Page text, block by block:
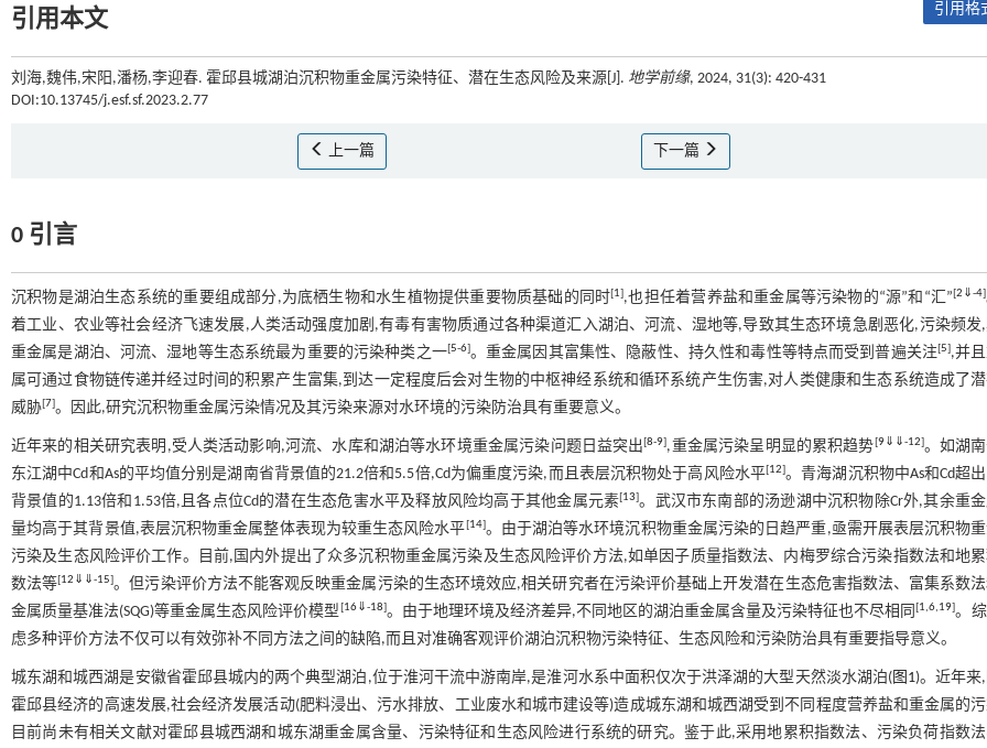
引用本文 引用格
刘海,魏伟,宋阳,潘杨,李迎春. 霍邱县城湖泊沉积物重金属污染特征、潜在生态风险及来源[J]. 地学前缘, 2024, 31(3): 420-431
DOI:10.13745/j.esf.sf.2023.2.77
上一篇 下一篇
0 引言
沉积物是湖泊生态系统的重要组成部分,为底栖生物和水生植物提供重要物质基础的同时[1],也担任着营养盐和重金属等污染物的“源”和“汇”[2 ⇓-4]
着工业、农业等社会经济飞速发展,人类活动强度加剧,有毒有害物质通过各种渠道汇入湖泊、河流、湿地等,导致其生态环境急剧恶化,污染频发
重金属是湖泊、河流、湿地等生态系统最为重要的污染种类之一[5-6]。重金属因其富集性、隐蔽性、持久性和毒性等特点而受到普遍关注[5],并
属可通过食物链传递并经过时间的积累产生富集,到达一定程度后会对生物的中枢神经系统和循环系统产生伤害,对人类健康和生态系统造成了
威胁[7]。因此,研究沉积物重金属污染情况及其污染来源对水环境的污染防治具有重要意义。
近年来的相关研究表明,受人类活动影响,河流、水库和湖泊等水环境重金属污染问题日益突出[8-9],重金属污染呈明显的累积趋势[9⇓ ⇓-12]。如湖
东江湖中Cd和As的平均值分别是湖南省背景值的21.2倍和5.5倍,Cd为偏重度污染,而且表层沉积物处于高风险水平[12]。青海湖沉积物中As和Cd超
背景值的1.13倍和1.53倍,且各点位Cd的潜在生态危害水平及释放风险均高于其他金属元素[13]。武汉市东南部的汤逊湖中沉积物除Cr外,其余重
量均高于其背景值,表层沉积物重金属整体表现为较重生态风险水平[14]。由于湖泊等水环境沉积物重金属污染的日趋严重,亟需开展表层沉积物
污染及生态风险评价工作。目前,国内外提出了众多沉积物重金属污染及生态风险评价方法,如单因子质量指数法、内梅罗综合污染指数法和地
数法等[12 ⇓ ⇓-15]。但污染评价方法不能客观反映重金属污染的生态环境效应,相关研究者在污染评价基础上开发潜在生态危害指数法、富集系数
金属质量基准法(SQG)等重金属生态风险评价模型[16⇓-18]。由于地理环境及经济差异,不同地区的湖泊重金属含量及污染特征也不尽相同[1,6,19]。
虑多种评价方法不仅可以有效弥补不同方法之间的缺陷,而且对准确客观评价湖泊沉积物污染特征、生态风险和污染防治具有重要指导意义。
城东湖和城西湖是安徽省霍邱县城内的两个典型湖泊,位于淮河干流中游南岸,是淮河水系中面积仅次于洪泽湖的大型天然淡水湖泊(图1)。近年来
霍邱县经济的高速发展,社会经济发展活动(肥料浸出、污水排放、工业废水和城市建设等)造成城东湖和城西湖受到不同程度营养盐和重金属的污
目前尚未有相关文献对霍邱县城西湖和城东湖重金属含量、污染特征和生态风险进行系统的研究。鉴于此,采用地累积指数法、污染负荷指数